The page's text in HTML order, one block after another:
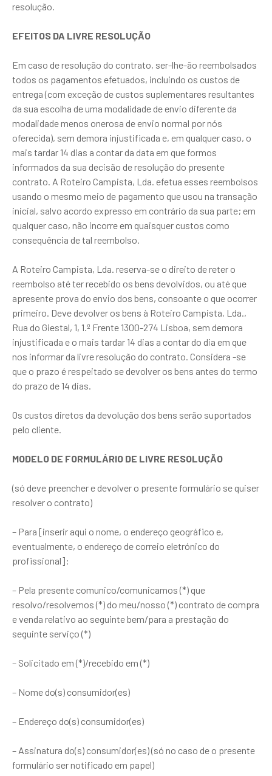
resolução.
EFEITOS DA LIVRE RESOLUÇÃO
Em caso de resolução do contrato, ser-lhe-ão reembolsados
todos os pagamentos efetuados, incluindo os custos de
entrega (com exceção de custos suplementares resultantes
da sua escolha de uma modalidade de envio diferente da
modalidade menos onerosa de envio normal por nós
oferecida), sem demora injustificada e, em qualquer caso, o
mais tardar 14 dias a contar da data em que formos
informados da sua decisão de resolução do presente
contrato. A Roteiro Campista, Lda. efetua esses reembolsos
usando o mesmo meio de pagamento que usou na transação
inicial, salvo acordo expresso em contrário da sua parte; em
qualquer caso, não incorre em quaisquer custos como
consequência de tal reembolso.
A Roteiro Campista, Lda. reserva-se o direito de reter o
reembolso até ter recebido os bens devolvidos, ou até que
apresente prova do envio dos bens, consoante o que ocorrer
primeiro. Deve devolver os bens à Roteiro Campista, Lda.,
Rua do Giestal, 1, 1.º Frente 1300-274 Lisboa, sem demora
injustificada e o mais tardar 14 dias a contar do dia em que
nos informar da livre resolução do contrato. Considera -se
que o prazo é respeitado se devolver os bens antes do termo
do prazo de 14 dias.
Os custos diretos da devolução dos bens serão suportados
pelo cliente.
MODELO DE FORMULÁRIO DE LIVRE RESOLUÇÃO
(só deve preencher e devolver o presente formulário se quiser
resolver o contrato)
– Para [inserir aqui o nome, o endereço geográfico e,
eventualmente, o endereço de correio eletrónico do
profissional]:
– Pela presente comunico/comunicamos (*) que
resolvo/resolvemos (*) do meu/nosso (*) contrato de compra
e venda relativo ao seguinte bem/para a prestação do
seguinte serviço (*)
– Solicitado em (*)/recebido em (*)
– Nome do(s) consumidor(es)
– Endereço do(s) consumidor(es)
– Assinatura do(s) consumidor(es) (só no caso de o presente
formulário ser notificado em papel)